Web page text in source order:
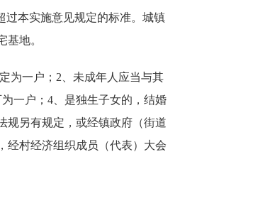
本实施意见规定的标准。城镇
地。
为一户；2、未成年人应当与其
一户；4、是独生子女的，结婚
规另有规定，或经镇政府（街道
经村经济组织成员（代表）大会